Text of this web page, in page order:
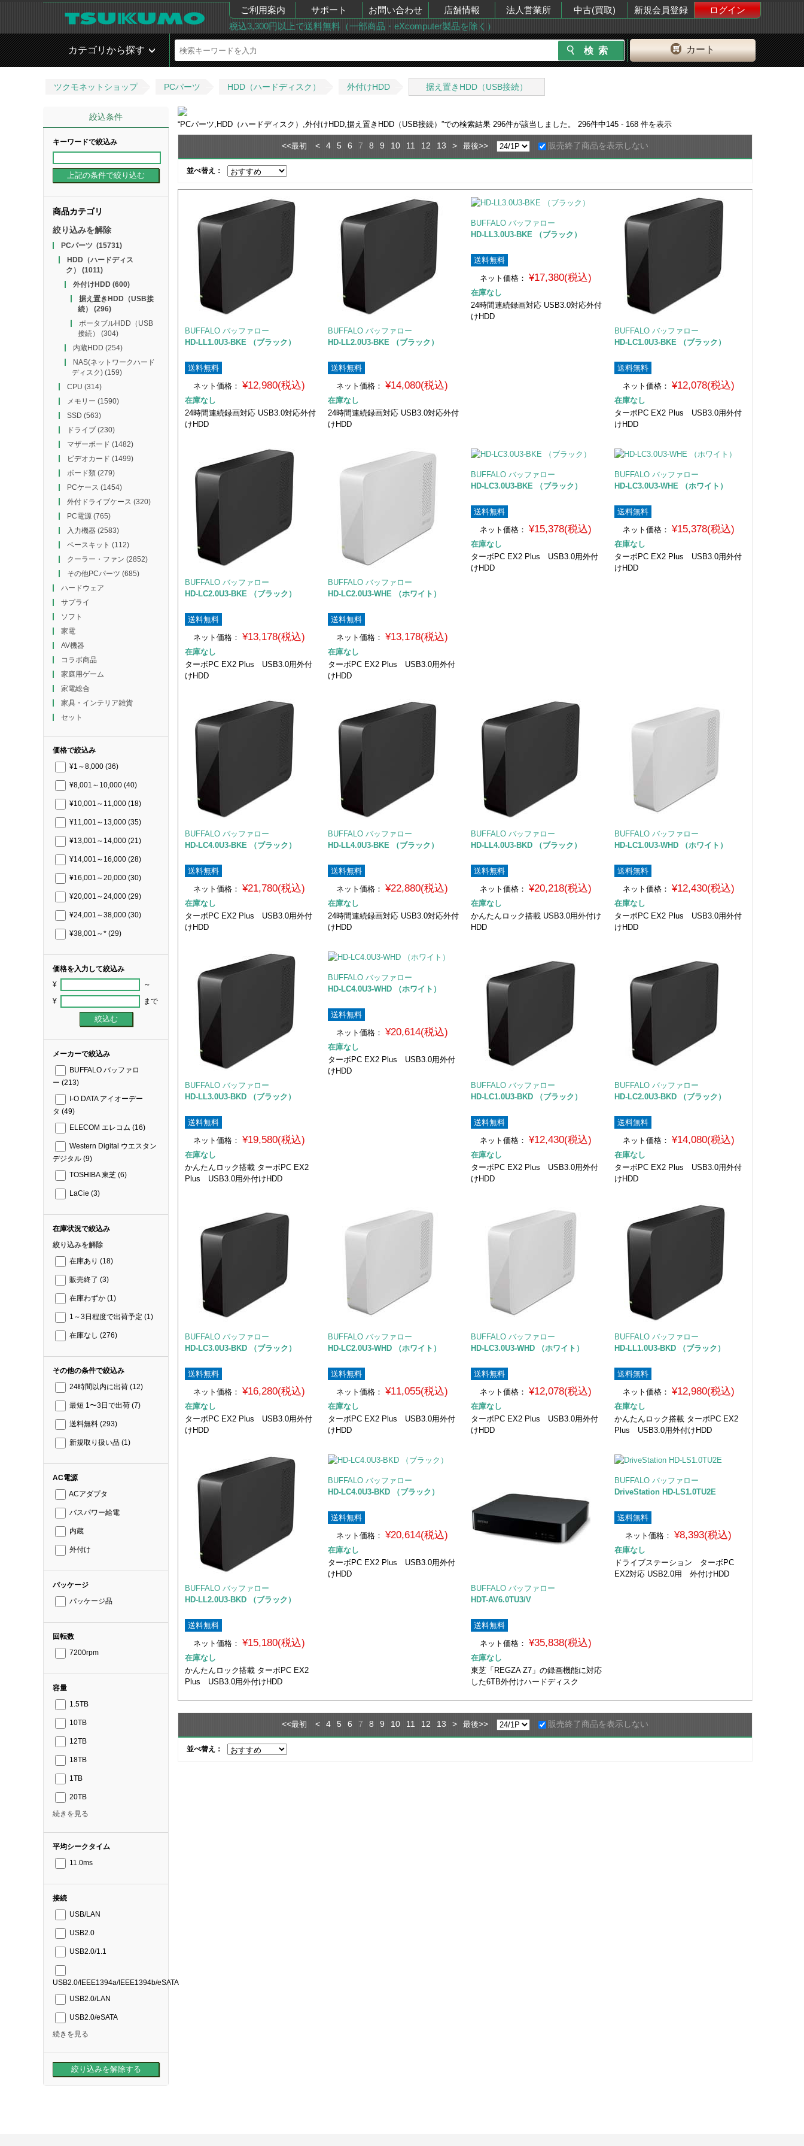
ご利用案内 サポート お問い合わせ 店舗情報 法人営業所 中古(買取) 新規会員登録
ログイン
税込3,300円以上で送料無料（一部商品・eXcomputer製品を除く）
カート
カテゴリから探す
ツクモネットショップ PCパーツ HDD（ハードディスク） 外付けHDD 据え置きHDD（USB接続）
絞込条件
キーワードで絞込み
商品カテゴリ
絞り込みを解除
PCパーツ (15731)
HDD（ハードディス
ク）
(1011)
外付けHDD(600)
据え置きHDD（USB接
続）
(296)
ポータブルHDD（USB
接続）
(304)
内蔵HDD (254)
NAS(ネットワークハード
ディスク)(159)
CPU (314)
メモリー (1590)
SSD (563)
ドライブ(230)
マザーボード (1482)
ビデオカード (1499)
ボード類(279)
PCケース (1454)
外付ドライブケース (320)
PC電源(765)
入力機器(2583)
ベースキット (112)
クーラー・ファン (2852)
その他PCパーツ (685)
ハードウェア
サプライ
ソフト
家電
AV機器
コラボ商品
家庭用ゲーム
家電総合
家具・インテリア雑貨
セット
価格で絞込み
¥1～8,000 (36)
¥8,001～10,000 (40)
¥10,001～11,000 (18)
¥11,001～13,000 (35)
¥13,001～14,000 (21)
¥14,001～16,000 (28)
¥16,001～20,000 (30)
¥20,001～24,000 (29)
¥24,001～38,000 (30)
¥38,001～* (29)
価格を入力して絞込み
¥ ～
¥ まで
メーカーで絞込み
BUFFALO バッファロ
ー (213)
I-O DATA アイオーデー
タ (49)
ELECOM エレコム (16)
Western Digital ウエスタン
デジタル (9)
TOSHIBA 東芝 (6)
LaCie (3)
在庫状況で絞込み
絞り込みを解除
在庫あり (18)
販売終了 (3)
在庫わずか (1)
1～3日程度で出荷予定 (1)
在庫なし (276)
その他の条件で絞込み
24時間以内に出荷 (12)
最短 1〜3日で出荷 (7)
送料無料 (293)
新規取り扱い品 (1)
AC電源
ACアダプタ
バスパワー給電
内蔵
外付け
パッケージ
パッケージ品
回転数
7200rpm
容量
1.5TB
10TB
12TB
18TB
1TB
20TB
続きを見る
平均シークタイム
11.0ms
接続
USB/LAN
USB2.0
USB2.0/1.1
USB2.0/IEEE1394a/IEEE1394b/eSATA
USB2.0/LAN
USB2.0/eSATA
続きを見る
“PCパーツ,HDD（ハードディスク）,外付けHDD,据え置きHDD（USB接続） ”での検索結果 296件が該当しました。 296件中145 - 168 件を表示
<<最初 < 4 5 6 7 8 9 10 11 12 13 > 最後>> 販売終了商品を表示しない
並べ替え：
BUFFALO バッファロー
HD-LL1.0U3-BKE （ブラック）
送料無料
ネット価格：
¥12,980(税込)
在庫なし
24時間連続録画対応 USB3.0対応外付
けHDD
BUFFALO バッファロー
HD-LL2.0U3-BKE （ブラック）
送料無料
ネット価格：
¥14,080(税込)
在庫なし
24時間連続録画対応 USB3.0対応外付
けHDD
BUFFALO バッファロー
HD-LL3.0U3-BKE （ブラック）
送料無料
ネット価格： ¥17,380(税込)
在庫なし
24時間連続録画対応 USB3.0対応外付
けHDD
BUFFALO バッファロー
HD-LC1.0U3-BKE （ブラック）
送料無料
ネット価格： ¥12,078(税込)
在庫なし
ターボPC EX2 Plus USB3.0用外付
けHDD
BUFFALO バッファロー
HD-LC2.0U3-BKE （ブラック）
送料無料
ネット価格：
¥13,178(税込)
在庫なし
ターボPC EX2 Plus USB3.0用外付
けHDD
BUFFALO バッファロー
HD-LC2.0U3-WHE （ホワイト）
送料無料
ネット価格：
¥13,178(税込)
在庫なし
ターボPC EX2 Plus USB3.0用外付
けHDD
BUFFALO バッファロー
HD-LC3.0U3-BKE （ブラック）
送料無料
ネット価格： ¥15,378(税込)
在庫なし
ターボPC EX2 Plus USB3.0用外付
けHDD
BUFFALO バッファロー
HD-LC3.0U3-WHE （ホワイト）
送料無料
ネット価格： ¥15,378(税込)
在庫なし
ターボPC EX2 Plus USB3.0用外付
けHDD
BUFFALO バッファロー
HD-LC4.0U3-BKE （ブラック）
送料無料
ネット価格：
¥21,780(税込)
在庫なし
ターボPC EX2 Plus USB3.0用外付
けHDD
BUFFALO バッファロー
HD-LL4.0U3-BKE （ブラック）
送料無料
ネット価格：
¥22,880(税込)
在庫なし
24時間連続録画対応 USB3.0対応外付
けHDD
BUFFALO バッファロー
HD-LL4.0U3-BKD （ブラック）
送料無料
ネット価格： ¥20,218(税込)
在庫なし
かんたんロック搭載 USB3.0用外付け
HDD
BUFFALO バッファロー
HD-LC1.0U3-WHD （ホワイト）
送料無料
ネット価格： ¥12,430(税込)
在庫なし
ターボPC EX2 Plus USB3.0用外付
けHDD
BUFFALO バッファロー
HD-LL3.0U3-BKD （ブラック）
送料無料
ネット価格：
¥19,580(税込)
在庫なし
かんたんロック搭載 ターボPC EX2
Plus USB3.0用外付けHDD
BUFFALO バッファロー
HD-LC4.0U3-WHD （ホワイト）
送料無料
ネット価格：
¥20,614(税込)
在庫なし
ターボPC EX2 Plus USB3.0用外付
けHDD
BUFFALO バッファロー
HD-LC1.0U3-BKD （ブラック）
送料無料
ネット価格： ¥12,430(税込)
在庫なし
ターボPC EX2 Plus USB3.0用外付
けHDD
BUFFALO バッファロー
HD-LC2.0U3-BKD （ブラック）
送料無料
ネット価格： ¥14,080(税込)
在庫なし
ターボPC EX2 Plus USB3.0用外付
けHDD
BUFFALO バッファロー
HD-LC3.0U3-BKD （ブラック）
送料無料
ネット価格：
¥16,280(税込)
在庫なし
ターボPC EX2 Plus USB3.0用外付
けHDD
BUFFALO バッファロー
HD-LC2.0U3-WHD （ホワイト）
送料無料
ネット価格：
¥11,055(税込)
在庫なし
ターボPC EX2 Plus USB3.0用外付
けHDD
BUFFALO バッファロー
HD-LC3.0U3-WHD （ホワイト）
送料無料
ネット価格： ¥12,078(税込)
在庫なし
ターボPC EX2 Plus USB3.0用外付
けHDD
BUFFALO バッファロー
HD-LL1.0U3-BKD （ブラック）
送料無料
ネット価格： ¥12,980(税込)
在庫なし
かんたんロック搭載 ターボPC EX2
Plus USB3.0用外付けHDD
BUFFALO バッファロー
HD-LL2.0U3-BKD （ブラック）
送料無料
ネット価格：
¥15,180(税込)
在庫なし
かんたんロック搭載 ターボPC EX2
Plus USB3.0用外付けHDD
BUFFALO バッファロー
HD-LC4.0U3-BKD （ブラック）
送料無料
ネット価格：
¥20,614(税込)
在庫なし
ターボPC EX2 Plus USB3.0用外付
けHDD
BUFFALO バッファロー
HDT-AV6.0TU3/V
送料無料
ネット価格： ¥35,838(税込)
在庫なし
東芝「REGZA Z7」の録画機能に対応
した6TB外付けハードディスク
BUFFALO バッファロー
DriveStation HD-LS1.0TU2E
送料無料
ネット価格：
¥8,393(税込)
在庫なし
ドライブステーション ターボPC
EX2対応 USB2.0用 外付けHDD
<<最初 < 4 5 6 7 8 9 10 11 12 13 > 最後>> 販売終了商品を表示しない
並べ替え：